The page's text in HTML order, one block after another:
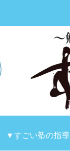
▼すごい塾の指導